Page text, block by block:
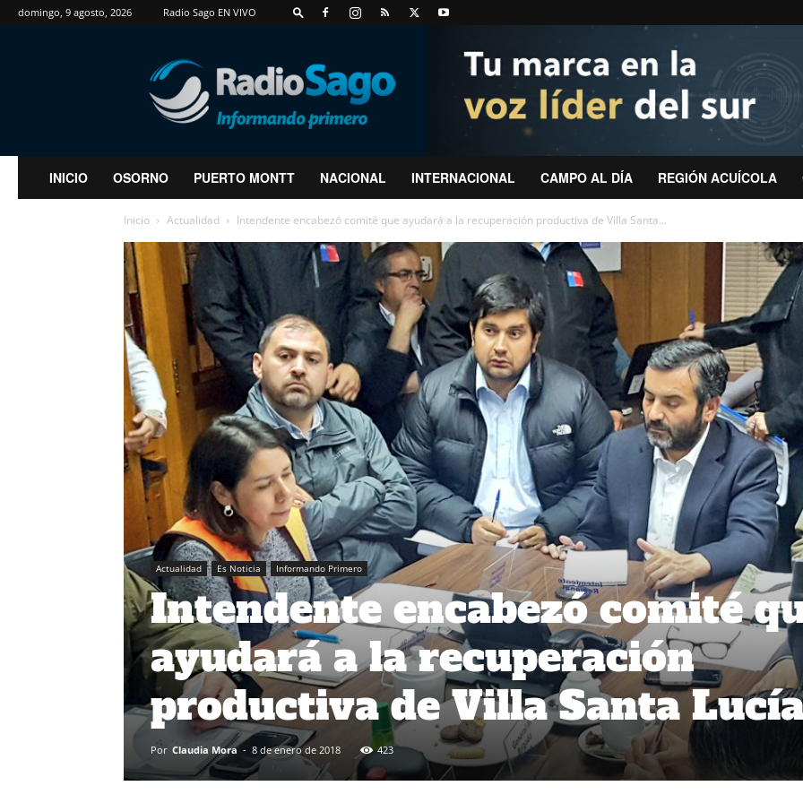
domingo, 9 agosto, 2026 Radio Sago EN VIVO
RadioSago
INICIO OSORNO PUERTO MONTT NACIONAL INTERNACIONAL CAMPO AL DÍA REGIÓN ACUÍCOLA
Inicio Actualidad Intendente encabezó comité que ayudará a la recuperación productiva de Villa Santa...
Actualidad Es Noticia Informando Primero
Intendente encabezó comité
ayudará a la recuperación
productiva de Villa Santa
Por Claudia Mora - 8 de enero de 2018 423